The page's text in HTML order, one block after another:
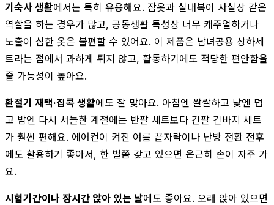
기숙사 생활에서는 특히 유용해요. 잠옷과 실내복이 사실상 같은
역할을 하는 경우가 많고, 공동생활 특성상 너무 캐주얼하거나
노출이 심한 옷은 불편할 수 있어요. 이 제품은 남녀공용 상하세
트라는 점에서 과하게 튀지 않고, 활동하기에도 적당한 편안함을
줄 가능성이 높아요.
환절기 재택·집콕 생활에도 잘 맞아요. 아침엔 쌀쌀하고 낮엔 덥
고 밤엔 다시 서늘한 계절에는 반팔 세트보다 긴팔 긴바지 세트
가 훨씬 편해요. 에어컨이 켜진 여름 끝자락이나 난방 전환 전후
에도 활용하기 좋아서, 한 벌쯤 갖고 있으면 은근히 손이 자주 가
요.
시험기간이나 장시간 앉아 있는 날에도 좋아요. 오래 앉아 있으면